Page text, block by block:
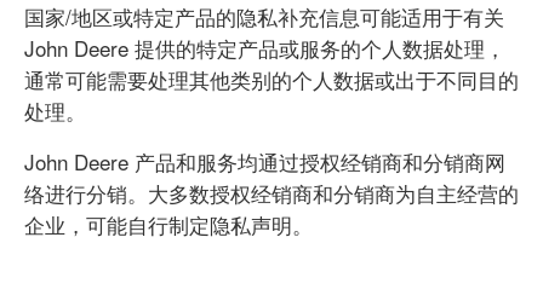
国家/地区或特定产品的隐私补充信息可能适用于有关
John Deere 提供的特定产品或服务的个人数据处理，
通常可能需要处理其他类别的个人数据或出于不同目的
处理。
John Deere 产品和服务均通过授权经销商和分销商网
络进行分销。大多数授权经销商和分销商为自主经营的
企业，可能自行制定隐私声明。